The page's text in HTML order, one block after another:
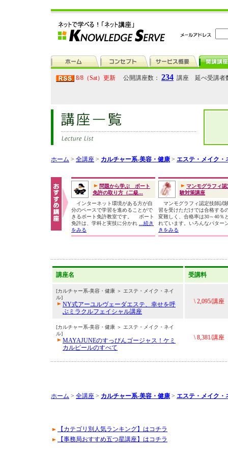
8/8（Sat）更新 公開講座数： 234 講座 延べ受講者
ホーム > 全講座 > カルチャー系-美容・健康 > エステ・メイク・
問題から学ぶ ボート
免許の取り方（二級...
インターネット環境がある方が自
分のペースで学習を進めることがで
きるボート免許教室です。 ボート
免許は、学科と実技に分かれ
...続き
をみる
マンモグラフィ認
験対策講座
マンモグラフィ認定技師試
習を受けただけでは合格する
変難しく、合格率は30～40％
れています。いろんなパター
きをみる
講座名 受講料
[カルチャー系-美容・健康 ＞ エステ・メイク・ネイ
ル]
NY式アーユルヴェーダエステ、幸せを呼
ぶミラクルフェイシャル講座
\ 2,095/講座
[カルチャー系-美容・健康 ＞ エステ・メイク・ネイ
ル]
MAYAJUNEのすっぴんゴージャス！ケミ
カルピールのすべて
\ 8,381/講座
ホーム > 全講座 > カルチャー系-美容・健康 > エステ・メイク・
【カテゴリ別人気ランキング】はコチラ
【事務局おすすめ五つ星講座】はコチラ